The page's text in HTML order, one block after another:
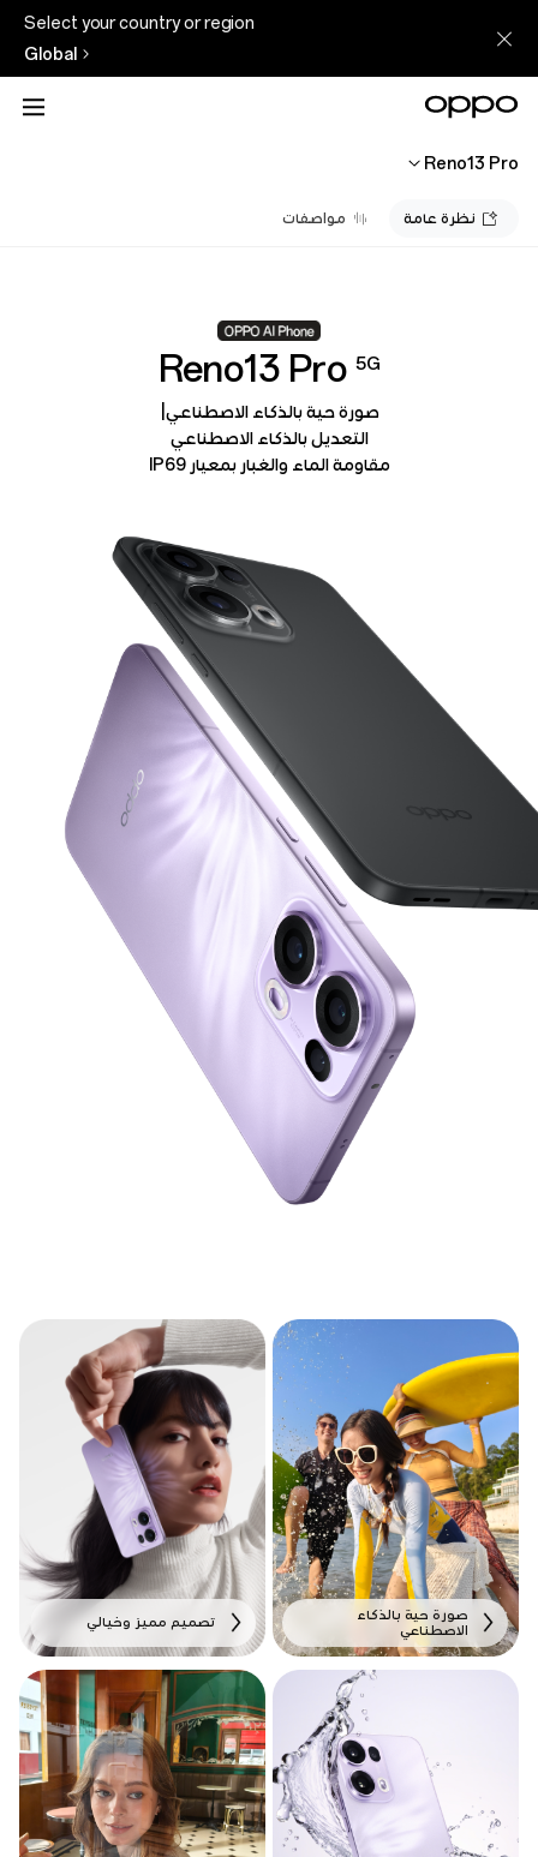
Select your country or region
Global
Reno13 Pro
نظرة عامة مواصفات
Reno13 Pro 5G
صورة حية بالذكاء الاصطناعي|
التعديل بالذكاء الاصطناعي
مقاومة الماء والغبار بمعيار IP69
تصميم مميز وخيالي
صورة حية بالذكاء
الاصطناعي